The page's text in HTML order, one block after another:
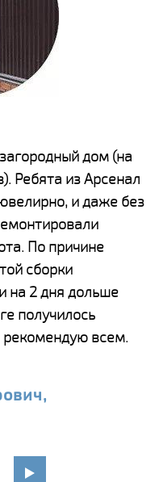
дом (на
Ребята из Арсенал
и даже без
По причине
сборки
на 2 дня дольше
получилось
всем.